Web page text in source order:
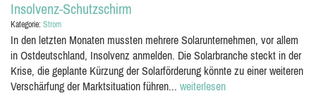
Insolvenz-Schutzschirm
Kategorie: Strom
In den letzten Monaten mussten mehrere Solarunternehmen, vor allem
in Ostdeutschland, Insolvenz anmelden. Die Solarbranche steckt in der
Krise, die geplante Kürzung der Solarförderung könnte zu einer weiteren
Verschärfung der Marktsituation führen... weiterlesen